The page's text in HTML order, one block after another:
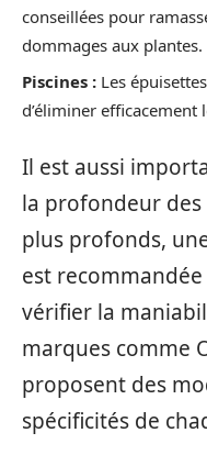
conseillées pour
dommages aux plantes.
Piscines : Les
d’éliminer efficacement
Il est aussi
la profondeur des
plus profonds,
est recommandée
vérifier la
marques comme
proposent des
spécificités de